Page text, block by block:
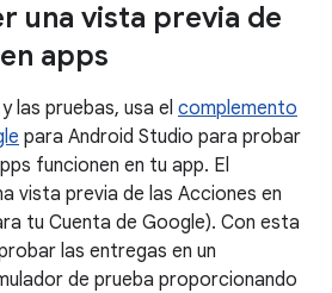
una vista previa de
apps
las pruebas, usa el complemento
para Android Studio para probar
funcionen en tu app. El
vista previa de las Acciones en
tu Cuenta de Google). Con esta
las entregas en un
de prueba proporcionando